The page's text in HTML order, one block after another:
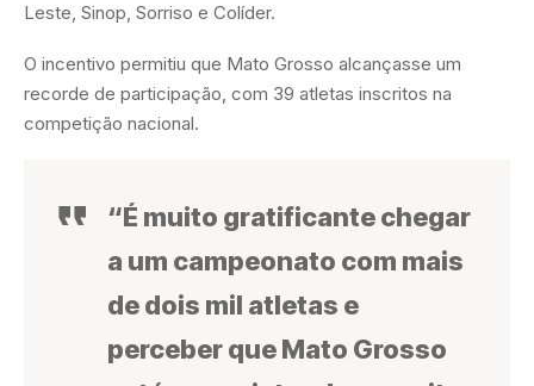
Leste, Sinop, Sorriso e Colíder.
O incentivo permitiu que Mato Grosso alcançasse um
recorde de participação, com 39 atletas inscritos na
competição nacional.
“É muito gratificante chegar
a um campeonato com mais
de dois mil atletas e
perceber que Mato Grosso